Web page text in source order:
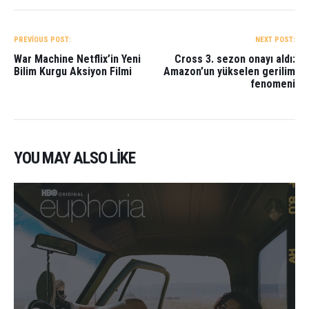
GEZINMESI
PREVIOUS POST:
War Machine Netflix’in Yeni
Bilim Kurgu Aksiyon Filmi
NEXT POST:
Cross 3. sezon onayı aldı:
Amazon’un yükselen gerilim
fenomeni
YOU MAY ALSO LIKE